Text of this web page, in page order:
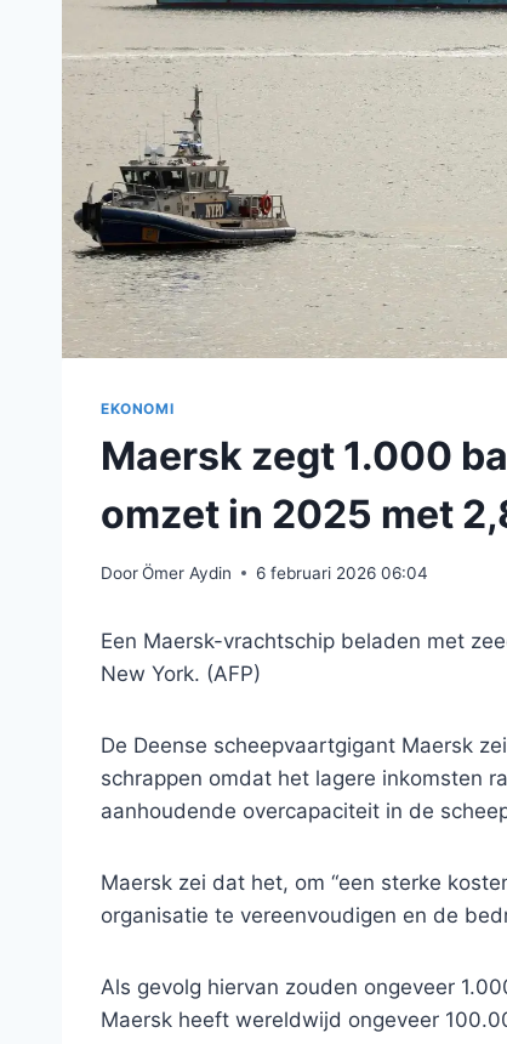
EKONOMI
Maersk zegt 1.000
omzet in 2025 met
DoorÖmer Aydin 6 februari 2026 06:04
Een Maersk-vrachtschip beladen met
New York. (AFP)
De Deense scheepvaartgigant Maersk
schrappen omdat het lagere inkomsten
aanhoudende overcapaciteit in de
Maersk zei dat het, om “een sterke
organisatie te vereenvoudigen en de
Als gevolg hiervan zouden ongeveer
Maersk heeft wereldwijd ongeveer